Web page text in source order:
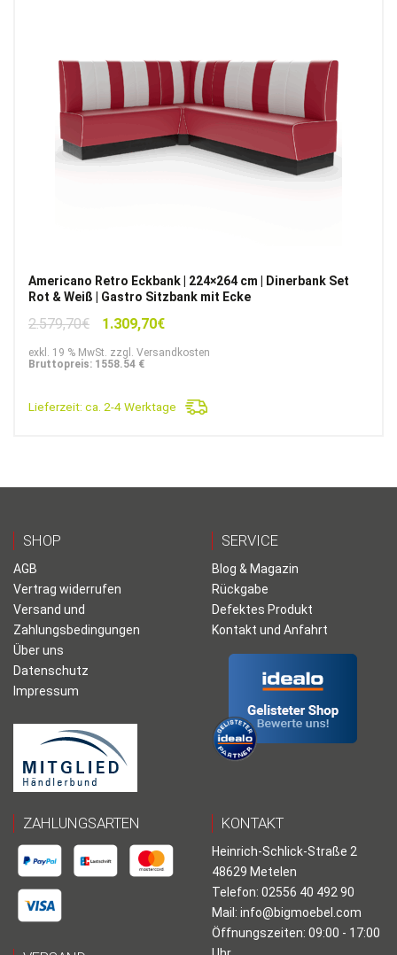
Americano Retro Eckbank | 224×264 cm | Dinerbank Set
Rot & Weiß | Gastro Sitzbank mit Ecke
2.579,70€
Ursprünglicher
war:
1.309,70€Aktueller
ist:
exkl. 19 % MwSt. zzgl. Versandkosten
Bruttopreis: 1558.54 €
Lieferzeit: ca. 2-4 Werktage
SHOP
AGB
Vertrag widerrufen
Versand und
Zahlungsbedingungen
Über uns
Datenschutz
Impressum
SERVICE
Blog & Magazin
Rückgabe
Defektes Produkt
Kontakt und Anfahrt
ZAHLUNGSARTEN KONTAKT
Heinrich-Schlick-Straße 2
48629 Metelen
Telefon: 02556 40 492 90
Mail: info@bigmoebel.com
Öffnungszeiten: 09:00 - 17:00